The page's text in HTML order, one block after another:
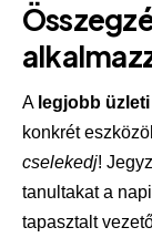
A legjobb
konkrét
cselekedj!
tanultakat a
tapasztalt